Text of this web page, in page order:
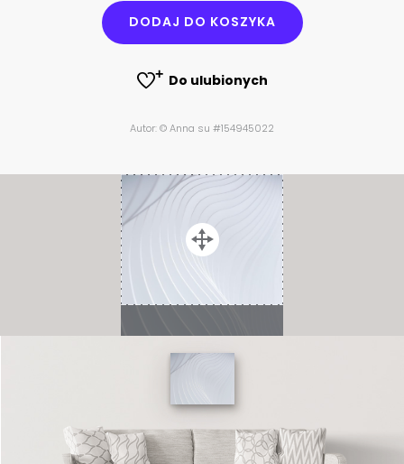
DODAJ DO KOSZYKA
Do ulubionych
Autor: © Anna su #154945022